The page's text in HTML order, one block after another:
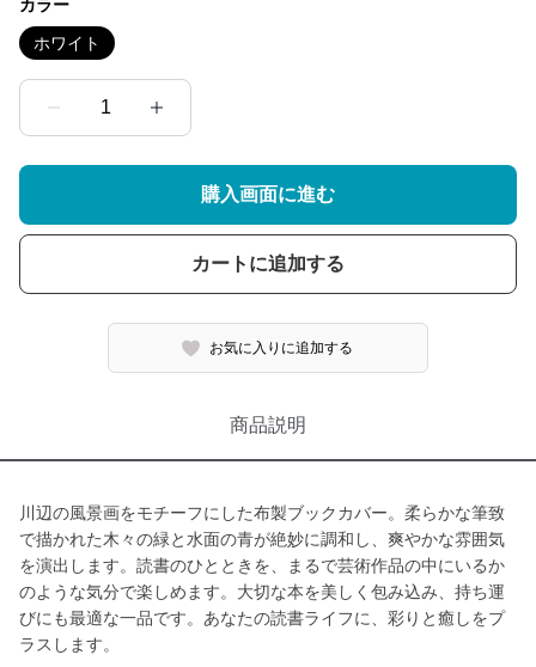
カラー
ホワイト
1
購入画面に進む
カートに追加する
お気に入りに追加する
商品説明
川辺の風景画をモチーフにした布製ブックカバー。柔らかな筆致
で描かれた木々の緑と水面の青が絶妙に調和し、爽やかな雰囲気
を演出します。読書のひとときを、まるで芸術作品の中にいるか
のような気分で楽しめます。大切な本を美しく包み込み、持ち運
びにも最適な一品です。あなたの読書ライフに、彩りと癒しをプ
ラスします。